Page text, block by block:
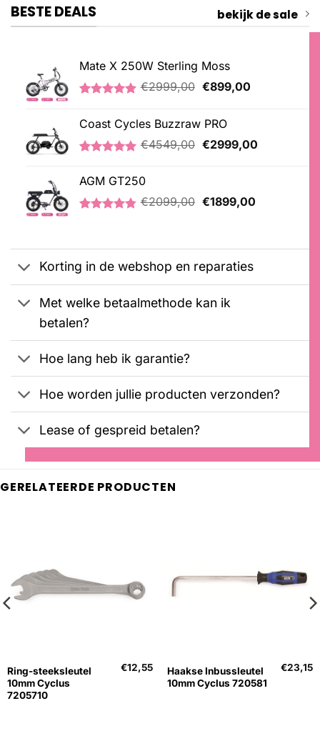
BESTE DEALS bekijk de sale
Mate X 250W Sterling Moss
gebaseerd
op
klantbeoordelingen
€2999,00 Oorspronkelijke
€2999,00.
€899,00Huidige
Coast Cycles Buzzraw PRO
5.00 op 5
gebaseerd
op
klantbeoordeling
€4549,00 Oorspronkelijke
€2999,00Huidige
AGM GT250
klantbeoordelingen
€2099,00 Oorspronkelijke
€1899,00Huidige
Korting in de webshop en reparaties
Met welke betaalmethode kan ik
betalen?
Hoe lang heb ik garantie?
Hoe worden jullie producten verzonden?
Lease of gespreid betalen?
GERELATEERDE PRODUCTEN
Ring-steeksleutel
10mm Cyclus
7205710
€12,55
Haakse Inbussleutel
10mm Cyclus 720581
€23,15